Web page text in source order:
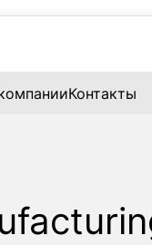
Контакты